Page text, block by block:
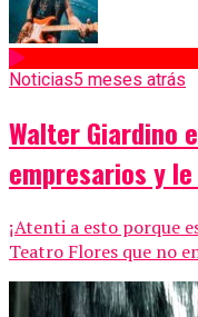
Noticias5 meses atrás
Walter Giardino
empresarios y le
¡Atenti a esto porque
Teatro Flores que no